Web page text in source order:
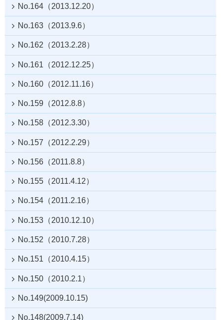
No.164（2013.12.20）
No.163（2013.9.6）
No.162（2013.2.28）
No.161（2012.12.25）
No.160（2012.11.16）
No.159（2012.8.8）
No.158（2012.3.30）
No.157（2012.2.29）
No.156（2011.8.8）
No.155（2011.4.12）
No.154（2011.2.16）
No.153（2010.12.10）
No.152（2010.7.28）
No.151（2010.4.15）
No.150（2010.2.1）
No.149(2009.10.15)
No.148(2009.7.14)